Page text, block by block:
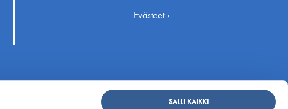
SALLI KAIKKI
Evästeet ›